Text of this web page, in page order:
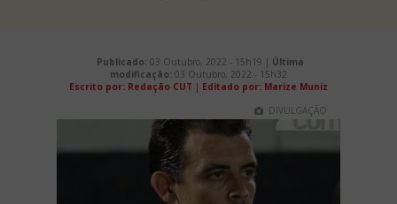
Publicado: 03 Outubro, 2022 - 15h19 | Última
modificação: 03 Outubro, 2022 - 15h32
Escrito por: Redação CUT | Editado por: Marize Muniz
DIVULGAÇÃO